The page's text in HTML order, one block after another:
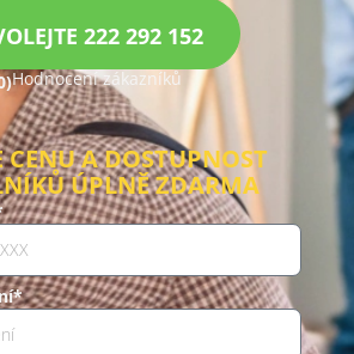
222 292 152
Hodnocení zákazníků
CENU A DOSTUPNOST
ÚPLNĚ ZDARMA